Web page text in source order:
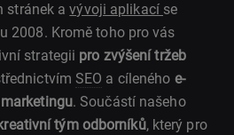
stránek avývoji aplikací se
2008. Kromě toho pro vás
strategii pro zvýšení tržeb
SEO a cíleného e-
. Součástí našeho
tým odborníků, který pro